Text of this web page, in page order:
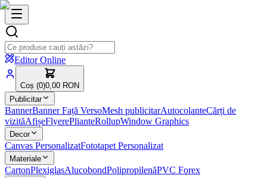
Editor Online
Coș (0)0,00 RON
Publicitar
BannerBanner Față VersoMesh publicitarAutocolanteCărți de
vizităAfișeFlyerePlianteRollupWindow Graphics
Decor
Canvas PersonalizatFototapet Personalizat
Materiale
CartonPlexiglasAlucobondPolipropilenăPVC Forex